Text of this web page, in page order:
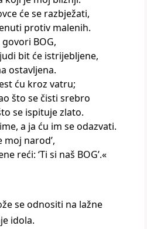
će se razbježati,
protiv malenih.
BOG,
bit će istrijebljene,
ostavljena.
ću kroz vatru;
što se čisti srebro
se ispituje zlato.
a ja ću im se odazvati.
moj narod’,
reći: ‘Ti si naš BOG’.«
se odnositi na lažne
idola.